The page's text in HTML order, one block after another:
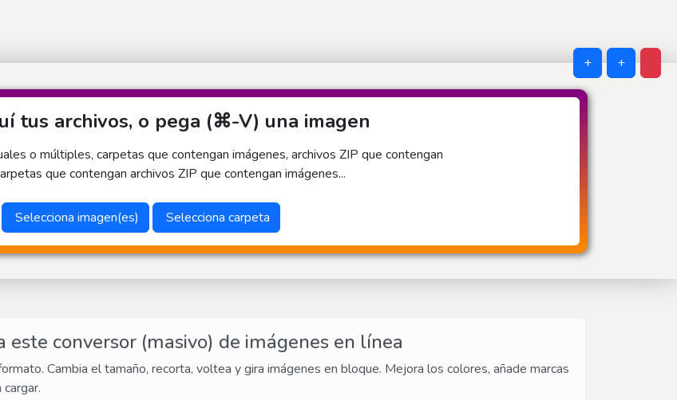
+ +
tus archivos, o pega (⌘-V) una imagen
o múltiples, carpetas que contengan imágenes, archivos ZIP que contengan
que contengan archivos ZIP que contengan imágenes...
Selecciona imagen(es) Selecciona carpeta
este conversor (masivo) de imágenes en línea
Cambia el tamaño, recorta, voltea y gira imágenes en bloque. Mejora los colores, añade marcas